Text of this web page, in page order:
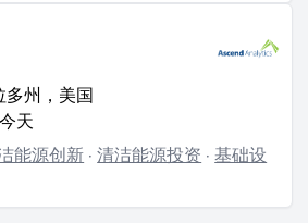
多州，美国
今天
能源创新 ·清洁能源投资 ·基础设